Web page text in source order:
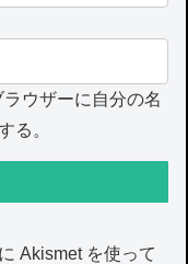
ウザーに自分の名
る。
Akismet を使って